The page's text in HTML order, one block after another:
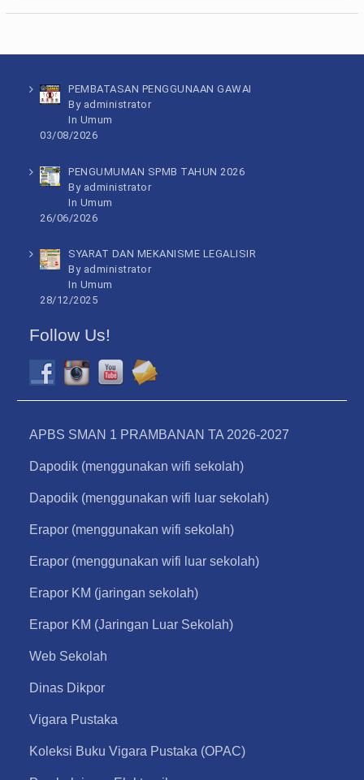
PEMBATASAN PENGGUNAAN GAWAI
By administrator
In Umum
03/08/2026
PENGUMUMAN SPMB TAHUN 2026
By administrator
In Umum
26/06/2026
SYARAT DAN MEKANISME LEGALISIR
By administrator
In Umum
28/12/2025
Follow Us!
APBS SMAN 1 PRAMBANAN TA 2026-2027
Dapodik (menggunakan wifi sekolah)
Dapodik (menggunakan wifi luar sekolah)
Erapor (menggunakan wifi sekolah)
Erapor (menggunakan wifi luar sekolah)
Erapor KM (jaringan sekolah)
Erapor KM (Jaringan Luar Sekolah)
Web Sekolah
Dinas Dikpor
Vigara Pustaka
Koleksi Buku Vigara Pustaka (OPAC)